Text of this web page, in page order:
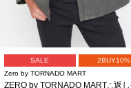
SALE
2BUY10%
Zero by TORNADO MART